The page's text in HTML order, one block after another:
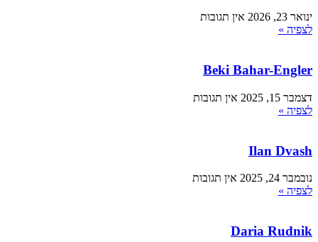
ינואר 23, 2026
אין תגובות
לצפיה »
Beki Bahar-Engler
דצמבר 15, 2025
אין תגובות
לצפיה »
Ilan Dvash
נובמבר 24, 2025
אין תגובות
לצפיה »
Daria Rudnik